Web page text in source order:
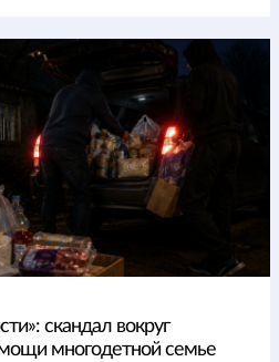
скандал вокруг
многодетной семье